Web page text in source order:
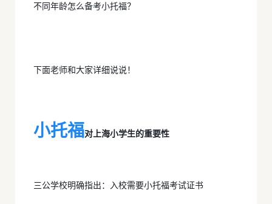
不同年龄怎么备考小托福？
下面老师和大家详细说说！
小托福对上海小学生的重要性
三公学校明确指出：入校需要小托福考试证书